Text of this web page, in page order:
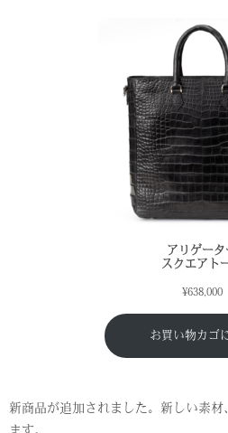
アリゲータ
スクエアト
¥638,000
お買い物カゴ
新商品が追加されました。新しい素